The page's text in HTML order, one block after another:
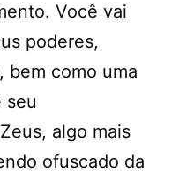
Você vai
poderes,
bem como uma
seu
algo mais
ofuscado da